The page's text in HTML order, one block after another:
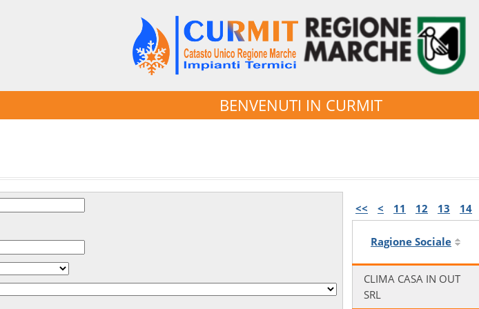
BENVENUTI IN CURMIT
<< < 11 12 13 14
Ragione Sociale
CLIMA CASA IN OUT
SRL